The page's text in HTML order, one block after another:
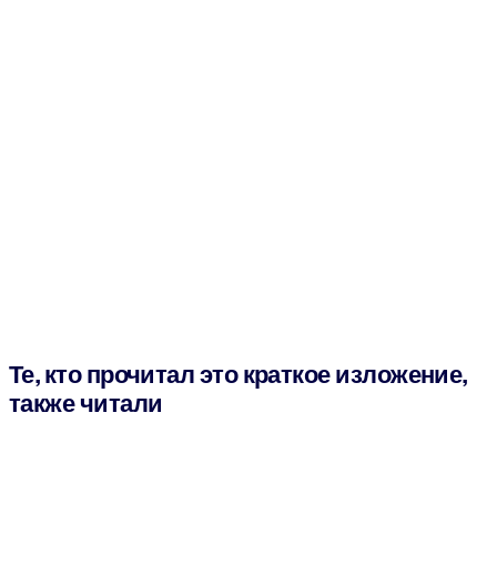
Те, кто прочитал это краткое изложение,
также читали